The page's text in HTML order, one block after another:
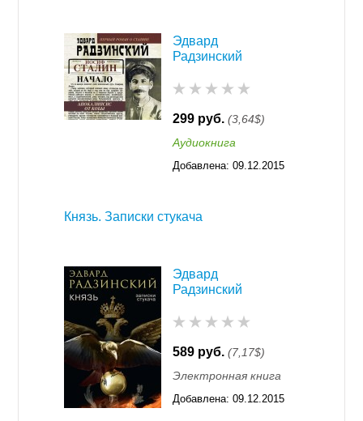
Эдвард
Радзинский
299 руб. (3,64$)
Аудиокнига
Добавлена: 09.12.2015
Князь. Записки стукача
Эдвард
Радзинский
589 руб. (7,17$)
Электронная книга
Добавлена: 09.12.2015